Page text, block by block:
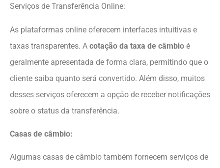
Serviços de Transferência Online:
As plataformas online oferecem interfaces intuitivas e
taxas transparentes. A cotação da taxa de câmbio é
geralmente apresentada de forma clara, permitindo que o
cliente saiba quanto será convertido. Além disso, muitos
desses serviços oferecem a opção de receber notificações
sobre o status da transferência.
Casas de câmbio:
Algumas casas de câmbio também fornecem serviços de